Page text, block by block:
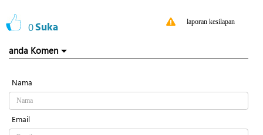
0Suka laporan kesilapan
anda Komen
Nama
Email